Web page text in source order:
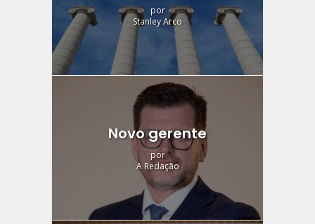
por
Stanley Arco
Novo gerente
por
A Redação